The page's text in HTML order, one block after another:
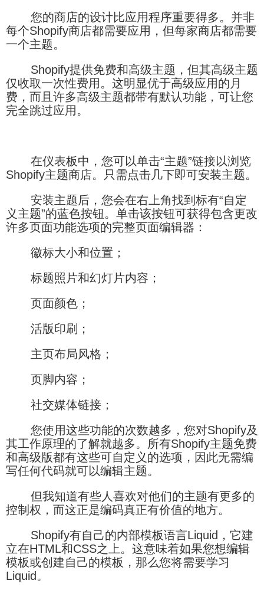
您的商店的设计比应用程序重要得多。并非
每个Shopify商店都需要应用，但每家商店都需要
一个主题。
Shopify提供免费和高级主题，但其高级主题
仅收取一次性费用。这明显优于高级应用的月
费，而且许多高级主题都带有默认功能，可让您
完全跳过应用。
在仪表板中，您可以单击“主题”链接以浏览
Shopify主题商店。只需点击几下即可安装主题。
安装主题后，您会在右上角找到标有“自定
义主题”的蓝色按钮。单击该按钮可获得包含更改
许多页面功能选项的完整页面编辑器：
徽标大小和位置；
标题照片和幻灯片内容；
页面颜色；
活版印刷；
主页布局风格；
页脚内容；
社交媒体链接；
您使用这些功能的次数越多，您对Shopify及
其工作原理的了解就越多。所有Shopify主题免费
和高级版都有这些可自定义的选项，因此无需编
写任何代码就可以编辑主题。
但我知道有些人喜欢对他们的主题有更多的
控制权，而这正是编码真正有价值的地方。
Shopify有自己的内部模板语言Liquid，它建
立在HTML和CSS之上。这意味着如果您想编辑
模板或创建自己的模板，那么您将需要学习
Liquid。